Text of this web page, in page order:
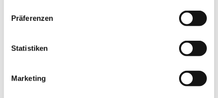
Präferenzen
Statistiken
Marketing